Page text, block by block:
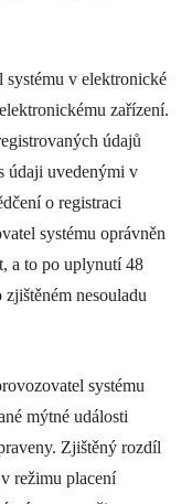
systému v elektronické
zařízení.
údajů
údaji uvedenými v
o registraci
systému oprávněn
a to po uplynutí 48
nesouladu
systému
mýtné události
Zjištěný rozdíl
režimu placení